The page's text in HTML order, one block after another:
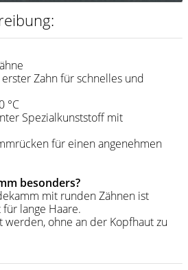
Nr.333
Zahn für schnelles und
°C
Spezialkunststoff mit
für einen angenehmen
besonders?
mit runden Zähnen ist
lange Haare.
werden, ohne an der Kopfhaut zu